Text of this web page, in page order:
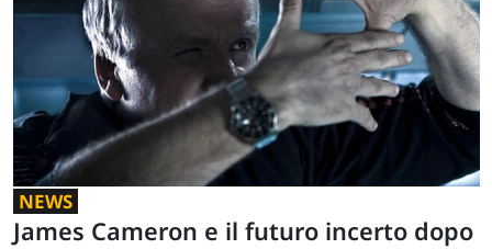
NEWS
James Cameron e il futuro incerto dopo